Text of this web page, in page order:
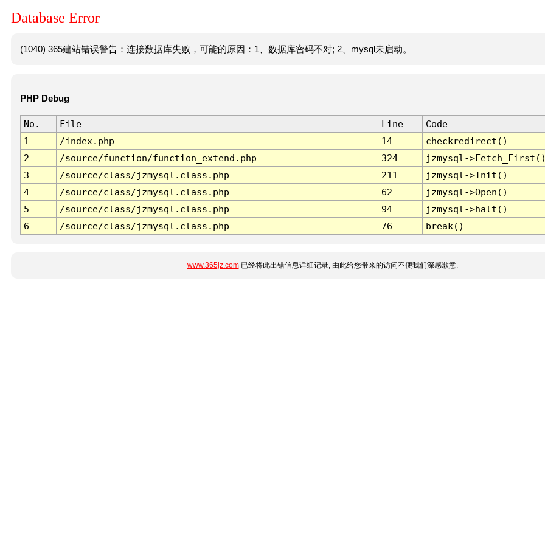
Database Error
(1040) 365建站错误警告：连接数据库失败，可能的原因：1、数据库密码不对; 2、mysql未启动。
PHP Debug
No. File Line
Code
1
/index.php 14
checkredirect()
2
/source/function/function_extend.php 324
jzmysql-
3
/source/class/jzmysql.class.php 211
jzmysql->Init()
4
/source/class/jzmysql.class.php 62
jzmysql->Open()
5
/source/class/jzmysql.class.php 94
jzmysql->halt()
6
/source/class/jzmysql.class.php 76 break()
www.365jz.com已经将此出错信息详细记录, 由此给您带来的访问不便我们深感歉意.